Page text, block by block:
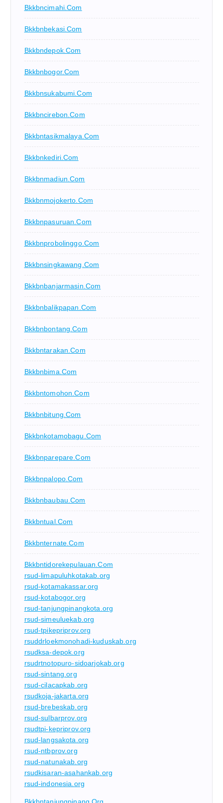
Bkkbncimahi.com
Bkkbnbekasi.com
Bkkbndepok.com
Bkkbnbogor.com
Bkkbnsukabumi.com
Bkkbncirebon.com
Bkkbntasikmalaya.com
Bkkbnkediri.com
Bkkbnmadiun.com
Bkkbnmojokerto.com
Bkkbnpasuruan.com
Bkkbnprobolinggo.com
Bkkbnsingkawang.com
Bkkbnbanjarmasin.com
Bkkbnbalikpapan.com
Bkkbnbontang.com
Bkkbntarakan.com
Bkkbnbima.com
Bkkbntomohon.com
Bkkbnbitung.com
Bkkbnkotamobagu.com
Bkkbnparepare.com
Bkkbnpalopo.com
Bkkbnbaubau.com
Bkkbntual.com
Bkkbnternate.com
Bkkbntidorekepulauan.com
rsud-limapuluhkotakab.org
rsud-kotamakassar.org
rsud-kotabogor.org
rsud-tanjungpinangkota.org
rsud-simeuluekab.org
rsud-tpikepriprov.org
rsuddrloekmonohadi-kuduskab.org
rsudksa-depok.org
rsudrtnotopuro-sidoarjokab.org
rsud-sintang.org
rsud-cilacapkab.org
rsudkoja-jakarta.org
rsud-brebeskab.org
rsud-sulbarprov.org
rsudtpi-kepriprov.org
rsud-langsakota.org
rsud-ntbprov.org
rsud-natunakab.org
rsudkisaran-asahankab.org
rsud-indonesia.org
Bkkbntanjungpinang.org